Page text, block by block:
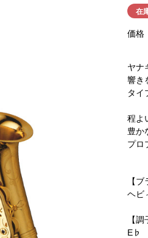
在
価格
ヤナ
響き
タイ
程よ
豊か
プロ
【
ヘビ
【調
E♭